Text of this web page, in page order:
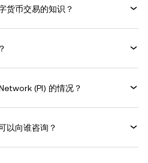
货币交易的知识？
(PI) 的情况？
以向谁咨询？